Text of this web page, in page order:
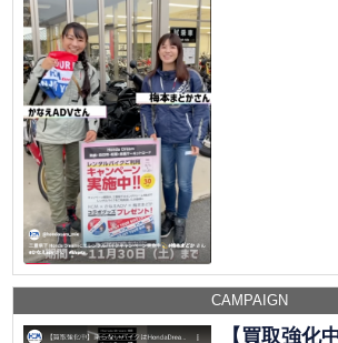
CAMPAIGN
【買取強化